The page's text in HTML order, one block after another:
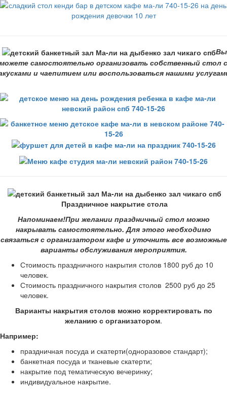
Вы
можете самостоятельно организовать собственный стол с
и чаепитием или воспользоваться нашими
Праздничное накрытие стола
Напоминаем!При желании праздничный стол можно
накрывать самостоятельно. Для этого необходимо
связаться с организатором кафе и уточнить все возможные
варианты обслуживания мероприятия.
Стоимость праздничного накрытия столов 1800 руб до 10
человек.
Стоимость праздничного накрытия столов 2500 руб до 25
человек.
Варианты накрытия столов можно корректировать по
желанию с организатором.
Например:
праздничная посуда и скатерти(одноразовое стандарт);
банкетная посуда и тканевые скатерти;
накрытие под тематическую вечеринку;
индивидуальное накрытие.